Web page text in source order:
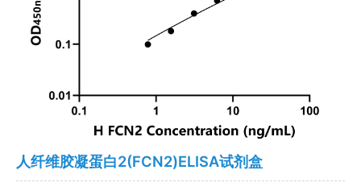
人纤维胶凝蛋白2(FCN2)ELISA试剂盒